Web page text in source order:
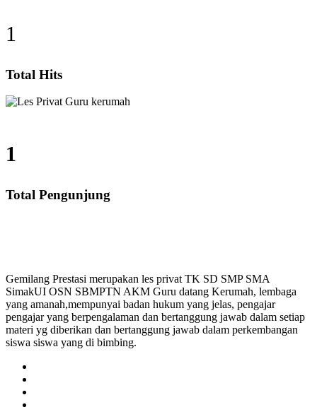
1
Total Hits
1
Total Pengunjung
Gemilang Prestasi merupakan les privat TK SD SMP SMA
SimakUI OSN SBMPTN AKM Guru datang Kerumah, lembaga
yang amanah,mempunyai badan hukum yang jelas, pengajar
pengajar yang berpengalaman dan bertanggung jawab dalam setiap
materi yg diberikan dan bertanggung jawab dalam perkembangan
siswa siswa yang di bimbing.